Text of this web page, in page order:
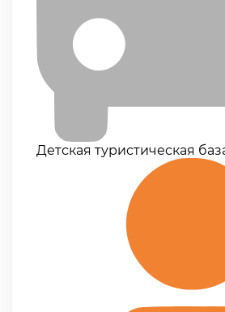
Детская туристическая